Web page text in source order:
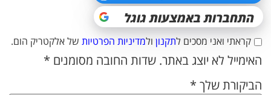
קראתי ואני מסכים לתקנון ולמדיניות הפרטיות של אלקטריק הום.
האימייל לא יוצג באתר. שדות החובה מסומנים *
הביקורת שלך *